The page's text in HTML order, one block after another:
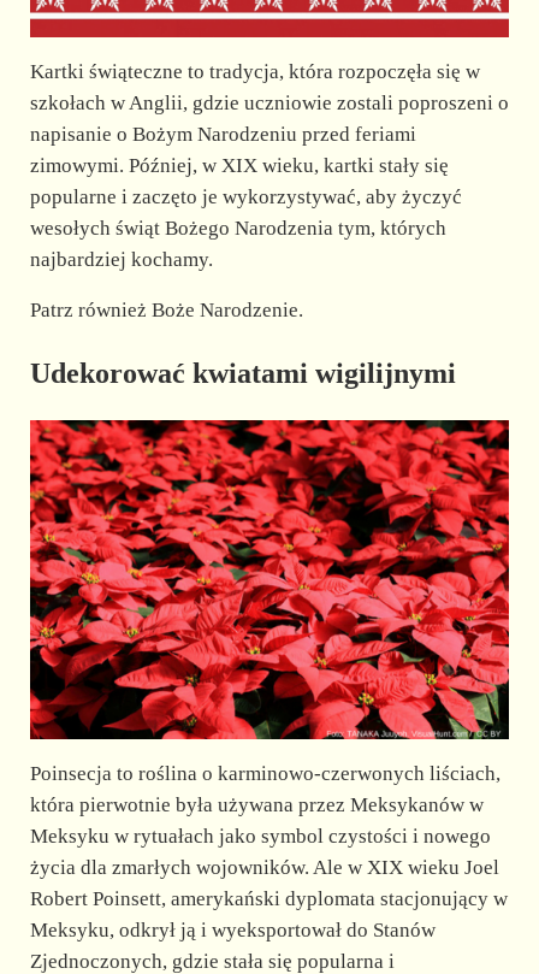
Kartki świąteczne to tradycja, która rozpoczęła się w
szkołach w Anglii, gdzie uczniowie zostali poproszeni o
napisanie o Bożym Narodzeniu przed feriami
zimowymi. Później, w XIX wieku, kartki stały się
popularne i zaczęto je wykorzystywać, aby życzyć
wesołych świąt Bożego Narodzenia tym, których
najbardziej kochamy.
Patrz również Boże Narodzenie.
Udekorować kwiatami wigilijnymi
Poinsecja to roślina o karminowo-czerwonych liściach,
która pierwotnie była używana przez Meksykanów w
Meksyku w rytuałach jako symbol czystości i nowego
życia dla zmarłych wojowników. Ale w XIX wieku Joel
Robert Poinsett, amerykański dyplomata stacjonujący w
Meksyku, odkrył ją i wyeksportował do Stanów
Zjednoczonych, gdzie stała się popularna i